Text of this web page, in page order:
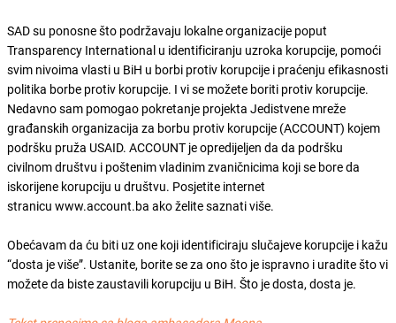
SAD su ponosne što podržavaju lokalne organizacije poput
Transparency International u identificiranju uzroka korupcije, pomoći
svim nivoima vlasti u BiH u borbi protiv korupcije i praćenju efikasnosti
politika borbe protiv korupcije. I vi se možete boriti protiv korupcije.
Nedavno sam pomogao pokretanje projekta Jedistvene mreže
građanskih organizacija za borbu protiv korupcije (ACCOUNT) kojem
podršku pruža USAID. ACCOUNT je opredijeljen da da podršku
civilnom društvu i poštenim vladinim zvaničnicima koji se bore da
iskorijene korupciju u društvu. Posjetite internet
stranicu www.account.ba ako želite saznati više.
Obećavam da ću biti uz one koji identificiraju slučajeve korupcije i kažu
“dosta je više”. Ustanite, borite se za ono što je ispravno i uradite što vi
možete da biste zaustavili korupciju u BiH. Što je dosta, dosta je.